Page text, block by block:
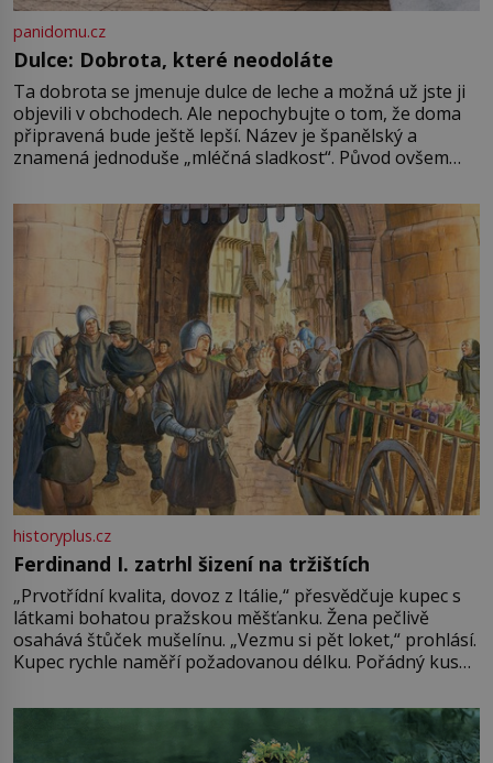
panidomu.cz
Dulce: Dobrota, které neodoláte
Ta dobrota se jmenuje dulce de leche a možná už jste ji
objevili v obchodech. Ale nepochybujte o tom, že doma
připravená bude ještě lepší. Název je španělský a
znamená jednoduše „mléčná sladkost“. Původ ovšem
pře hned několik latinskoamerických zemí a k tomu
Francie, kde se traduje,
historyplus.cz
Ferdinand I. zatrhl šizení na tržištích
„Prvotřídní kvalita, dovoz z Itálie,“ přesvědčuje kupec s
látkami bohatou pražskou měšťanku. Žena pečlivě
osahává štůček mušelínu. „Vezmu si pět loket,“ prohlásí.
Kupec rychle naměří požadovanou délku. Pořádný kus
milostpaní. Stačí jenom na sukni,“ zhodnotí švadlena
množství růžového mušelínu. „Ošidili vás, podívejte.“
Vezme do ruky dřevěnou